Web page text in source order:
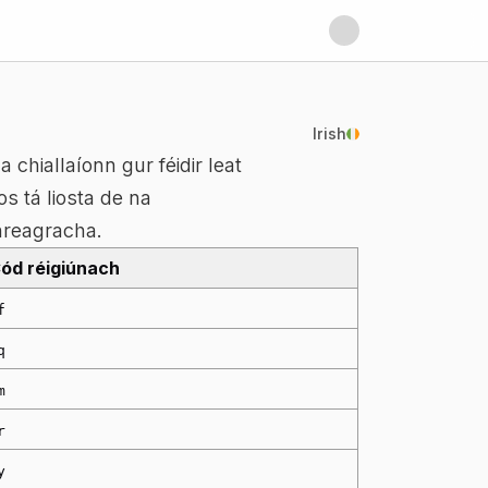
Irish
chiallaíonn gur féidir leat
tá liosta de na
réigiúnach